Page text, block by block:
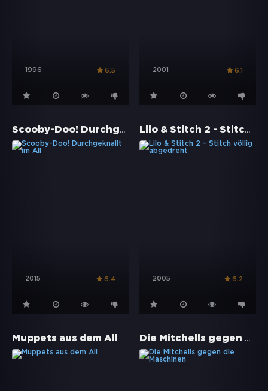
1996 6.5 2001 6.1
Scooby-Doo! Durchgeknallt im All
2015 6.4
Lilo & Stitch 2 - Stitch völlig abgedreht
2005 6.2
Muppets aus dem All Die Mitchells gegen die Maschinen